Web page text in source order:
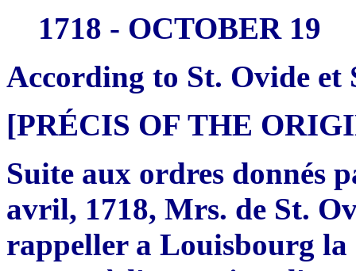
1718 - OCTOBER 19
According to St. Ovide et
[PRÉCIS OF THE
Suite aux ordres donnés
avril, 1718, Mrs. de St.
rappeller a Louisbourg la